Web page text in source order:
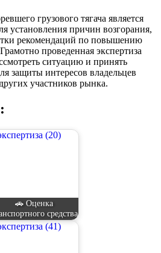
грузового тягача является
установления причин возгорания,
рекомендаций по повышению
проведенная экспертиза
ситуацию и принять
защиты интересов владельцев
участников рынка.
🚗 Оценка
средства